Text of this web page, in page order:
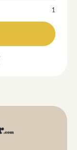
1